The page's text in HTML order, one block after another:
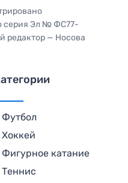
серия Эл № ФС77-
редактор — Носова
Футбол
Хоккей
Фигурное катание
Теннис